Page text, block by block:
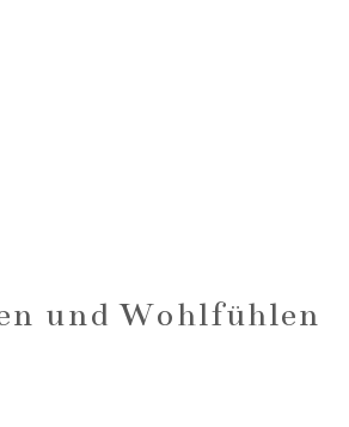
und Wohlfühlen